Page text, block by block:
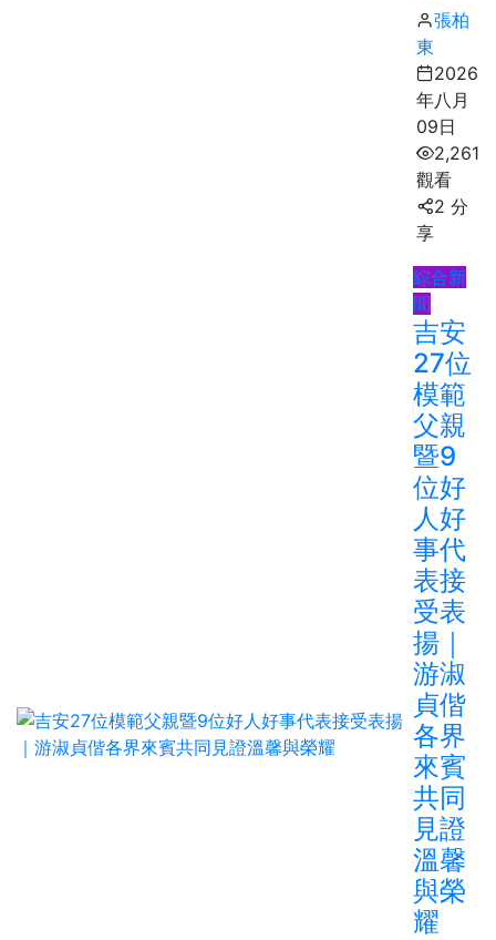
張柏
東
2026
年八月
09日
2,261
觀看
2 分
享
綜合新
聞
吉安
27位
模範
父親
暨9
位好
人好
事代
表接
受表
揚｜
游淑
貞偕
各界
來賓
共同
見證
溫馨
與榮
耀